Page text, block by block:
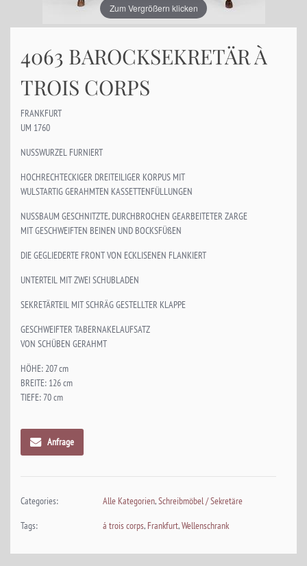
Zum Vergrößern klicken
4063 BAROCKSEKRETÄR À
TROIS CORPS
FRANKFURT
UM 1760
NUSSWURZEL FURNIERT
HOCHRECHTECKIGER DREITEILIGER KORPUS MIT
WULSTARTIG GERAHMTEN KASSETTENFÜLLUNGEN
NUSSBAUM GESCHNITZTE, DURCHBROCHEN GEARBEITETER ZARGE
MIT GESCHWEIFTEN BEINEN UND BOCKSFÜßEN
DIE GEGLIEDERTE FRONT VON ECKLISENEN FLANKIERT
UNTERTEIL MIT ZWEI SCHUBLADEN
SEKRETÄRTEIL MIT SCHRÄG GESTELLTER KLAPPE
GESCHWEIFTER TABERNAKELAUFSATZ
VON SCHÜBEN GERAHMT
HÖHE: 207 cm
BREITE: 126 cm
TIEFE: 70 cm
Anfrage
Categories: Alle Kategorien,Schreibmöbel / Sekretäre
Tags:
á trois corps, Frankfurt,Wellenschrank